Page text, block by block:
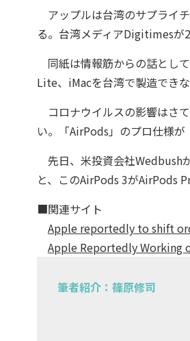
アップルは台湾のサプライ
る。台湾メディアDigitimesが
同紙は情報筋からの話とし
Lite、iMacを台湾で製造でき
コロナウイルスの影響はさ
い。「AirPods」のプロ仕様
先日、米投資会社Wedbush
と、このAirPods 3がAirPods
■関連サイト
Apple reportedly to shift
Apple Reportedly Working
筆者紹介：篠原修司